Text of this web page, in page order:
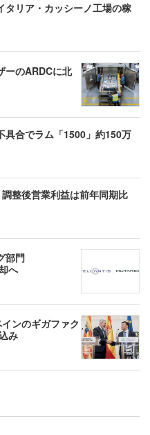
タリア・カッシーノ工場の稼
ーのARDCに北
具合でラム「1500」約150万
整後営業利益は前年同期比
部門
へ
ンのギガファク
み